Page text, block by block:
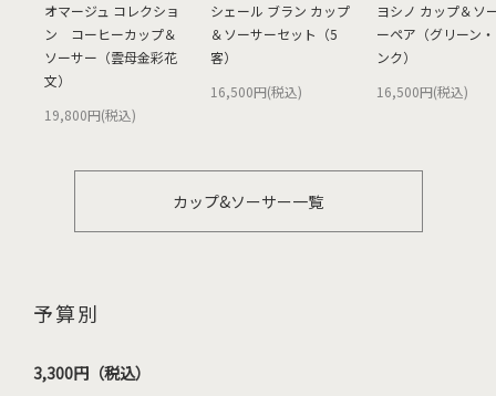
オマージュ コレクショ
ン コーヒーカップ＆
ソーサー（雲母金彩花
文）
19,800円(税込)
シェール ブラン カップ
＆ソーサーセット（5
客）
16,500円(税込)
ヨシノ カップ＆ソ
ーペア（グリーン
ンク）
16,500円(税込)
カップ&ソーサー一覧
予算別
3,300円（税込）